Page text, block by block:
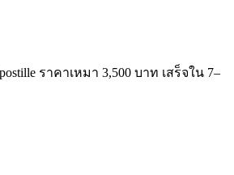
ราคาเหมา 3,500 บาท เสร็จใน 7–